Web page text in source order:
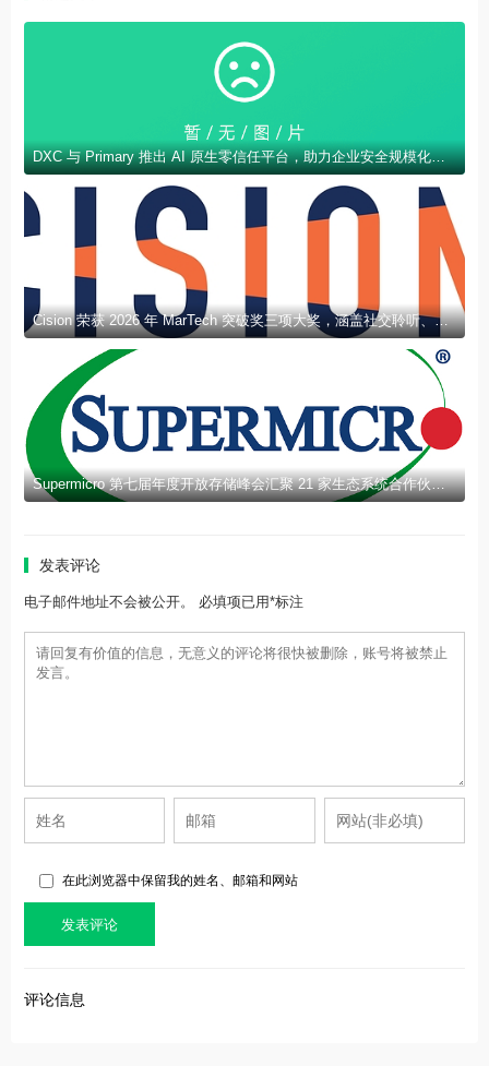
DXC 与 Primary 推出 AI 原生零信任平台，助力企业安全规模化部署 AI
Cision 荣获 2026 年 MarTech 突破奖三项大奖，涵盖社交聆听、新闻稿发布及 AEO 领域
Supermicro 第七届年度开放存储峰会汇聚 21 家生态系统合作伙伴，分享规模化部署企业级 AI 的实用指南
发表评论
电子邮件地址不会被公开。 必填项已用*标注
在此浏览器中保留我的姓名、邮箱和网站
评论信息